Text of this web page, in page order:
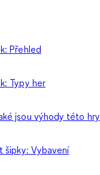
Přehled
Typy her
jsou výhody této hry
šipky: Vybavení